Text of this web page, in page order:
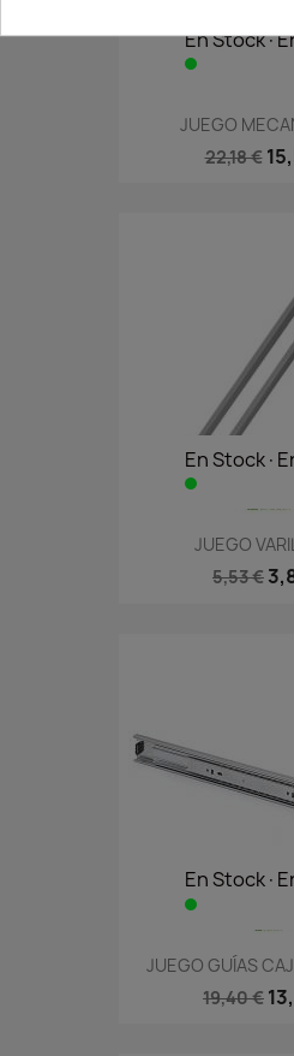
En
JUEGO
22,18 €
En
JUEGO
5,53 €
En
JUEGO GUÍAS
19,40 €